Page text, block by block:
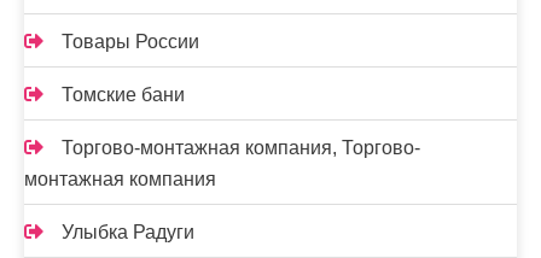
Товары России
Томские бани
Торгово-монтажная компания, Торгово-
монтажная компания
Улыбка Радуги